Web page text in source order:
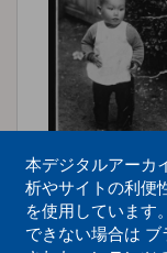
庭野日鑛2代
ん ご自宅で
本デジタルアーカ
析やサイトの利便
を使用しています
できない場合は